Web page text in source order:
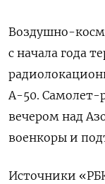
Воздушно-
с начала года
А-50. Самолет-
вечером над
военкоры и
Источники